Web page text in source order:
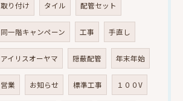
取り付け タイル 配管セット
同一階キャンペーン 工事 手直し
アイリスオーヤマ 隠蔽配管 年末年始
営業 お知らせ 標準工事 １００V